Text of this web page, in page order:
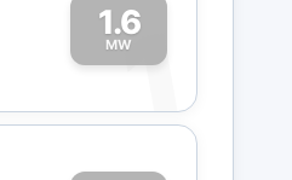
1.6
MW
1